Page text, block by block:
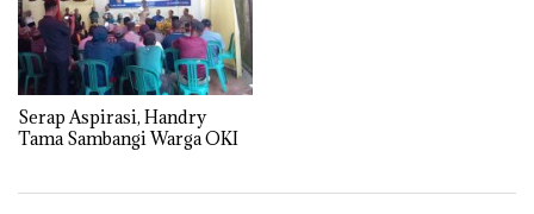
Serap Aspirasi, Handry
Tama Sambangi Warga OKI